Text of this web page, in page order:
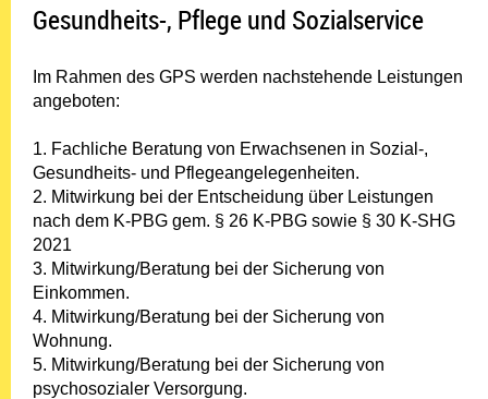
Gesundheits-, Pflege und Sozialservice
Im Rahmen des GPS werden nachstehende Leistungen
angeboten:
1. Fachliche Beratung von Erwachsenen in Sozial-,
Gesundheits- und Pflegeangelegenheiten.
2. Mitwirkung bei der Entscheidung über Leistungen
nach dem K-PBG gem. § 26 K-PBG sowie § 30 K-SHG
2021
3. Mitwirkung/Beratung bei der Sicherung von
Einkommen.
4. Mitwirkung/Beratung bei der Sicherung von
Wohnung.
5. Mitwirkung/Beratung bei der Sicherung von
psychosozialer Versorgung.